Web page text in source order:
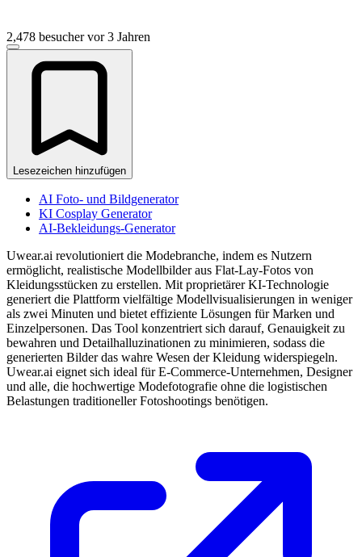
2,478 besucher vor 3 Jahren
Lesezeichen hinzufügen
AI Foto- und Bildgenerator
KI Cosplay Generator
AI-Bekleidungs-Generator
Uwear.ai revolutioniert die Modebranche, indem es Nutzern
ermöglicht, realistische Modellbilder aus Flat-Lay-Fotos von
Kleidungsstücken zu erstellen. Mit proprietärer KI-Technologie
generiert die Plattform vielfältige Modellvisualisierungen in weniger
als zwei Minuten und bietet effiziente Lösungen für Marken und
Einzelpersonen. Das Tool konzentriert sich darauf, Genauigkeit zu
bewahren und Detailhalluzinationen zu minimieren, sodass die
generierten Bilder das wahre Wesen der Kleidung widerspiegeln.
Uwear.ai eignet sich ideal für E-Commerce-Unternehmen, Designer
und alle, die hochwertige Modefotografie ohne die logistischen
Belastungen traditioneller Fotoshootings benötigen.